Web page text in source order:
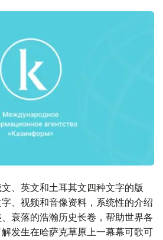
、英文和土耳其文四种文字的版
、视频和音像资料，系统性的介绍
衰落的浩瀚历史长卷，帮助世界各
发生在哈萨克草原上一幕幕可歌可